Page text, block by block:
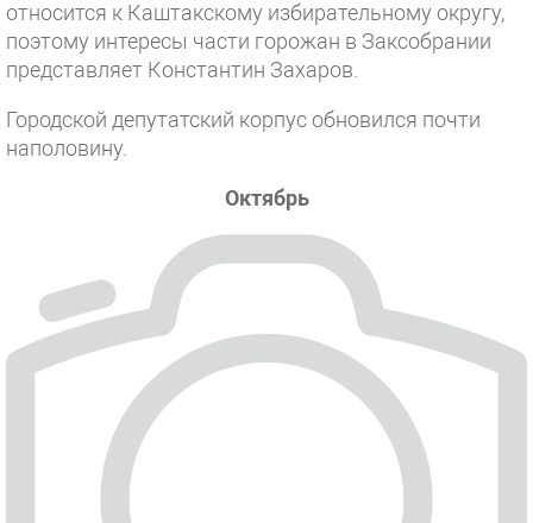
относится к Каштакскому избирательному округу,
поэтому интересы части горожан в Заксобрании
представляет Константин Захаров.
Городской депутатский корпус обновился почти
наполовину.
Октябрь